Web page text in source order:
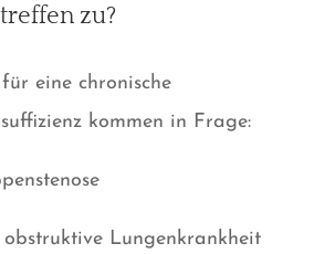
zu?
eine chronische
kommen in Frage:
obstruktive Lungenkrankheit